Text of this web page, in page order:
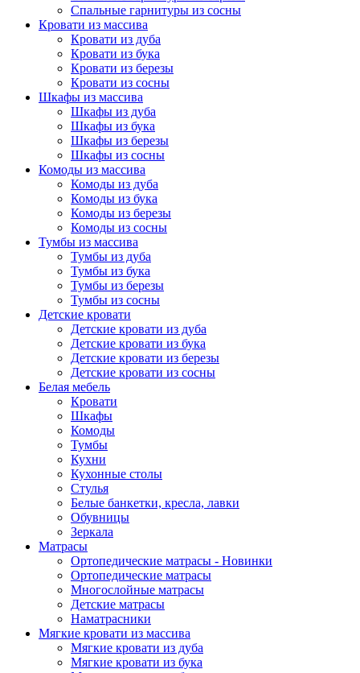
Спальные гарнитуры из сосны
Кровати из массива
Кровати из дуба
Кровати из бука
Кровати из березы
Кровати из сосны
Шкафы из массива
Шкафы из дуба
Шкафы из бука
Шкафы из березы
Шкафы из сосны
Комоды из массива
Комоды из дуба
Комоды из бука
Комоды из березы
Комоды из сосны
Тумбы из массива
Тумбы из дуба
Тумбы из бука
Тумбы из березы
Тумбы из сосны
Детские кровати
Детские кровати из дуба
Детские кровати из бука
Детские кровати из березы
Детские кровати из сосны
Белая мебель
Кровати
Шкафы
Комоды
Тумбы
Кухни
Кухонные столы
Стулья
Белые банкетки, кресла, лавки
Обувницы
Зеркала
Матрасы
Ортопедические матрасы - Новинки
Ортопедические матрасы
Многослойные матрасы
Детские матрасы
Наматрасники
Мягкие кровати из массива
Мягкие кровати из дуба
Мягкие кровати из бука